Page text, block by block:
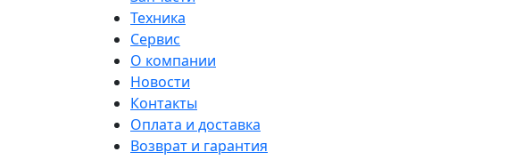
катка
OTICO
003008.00
310x160
Техника
Сервис
О компании
Новости
Контакты
Оплата и доставка
Возврат и гарантия